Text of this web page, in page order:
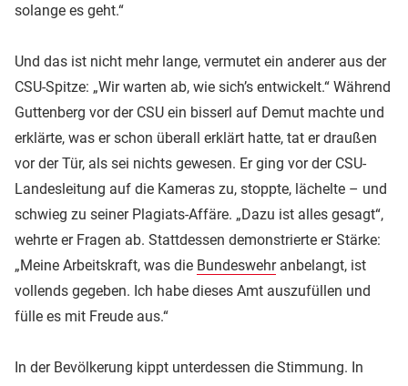
solange es geht.“
Und das ist nicht mehr lange, vermutet ein anderer aus der
CSU-Spitze: „Wir warten ab, wie sich’s entwickelt.“ Während
Guttenberg vor der CSU ein bisserl auf Demut machte und
erklärte, was er schon überall erklärt hatte, tat er draußen
vor der Tür, als sei nichts gewesen. Er ging vor der CSU-
Landesleitung auf die Kameras zu, stoppte, lächelte – und
schwieg zu seiner Plagiats-Affäre. „Dazu ist alles gesagt“,
wehrte er Fragen ab. Stattdessen demonstrierte er Stärke:
„Meine Arbeitskraft, was die Bundeswehranbelangt, ist
vollends gegeben. Ich habe dieses Amt auszufüllen und
fülle es mit Freude aus.“
In der Bevölkerung kippt unterdessen die Stimmung. In